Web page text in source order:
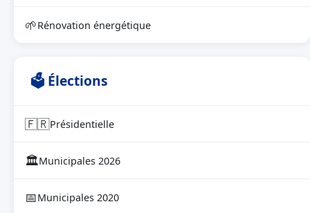
🌱Rénovation énergétique
🗳 Élections
🇫🇷Présidentielle
🏛Municipales 2026
📅Municipales 2020